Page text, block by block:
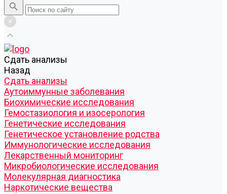
Cдать анализы
Назад
Cдать анализы
Аутоиммунные заболевания
Биохимические исследования
Гемостазиология и изосерология
Генетические исследования
Генетическое установление родства
Иммунологические исследования
Лекарственный мониторинг
Микробиологические исследования
Молекулярная диагностика
Наркотические вещества